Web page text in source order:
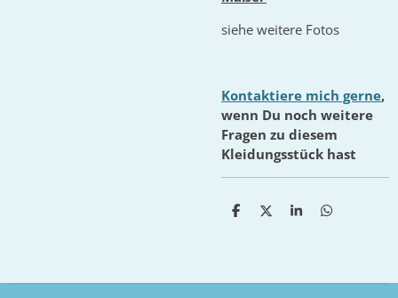
siehe weitere Fotos
Kontaktiere mich gerne,
wenn Du noch weitere
Fragen zu diesem
Kleidungsstück hast
T
n
T
n
T
n
T
n